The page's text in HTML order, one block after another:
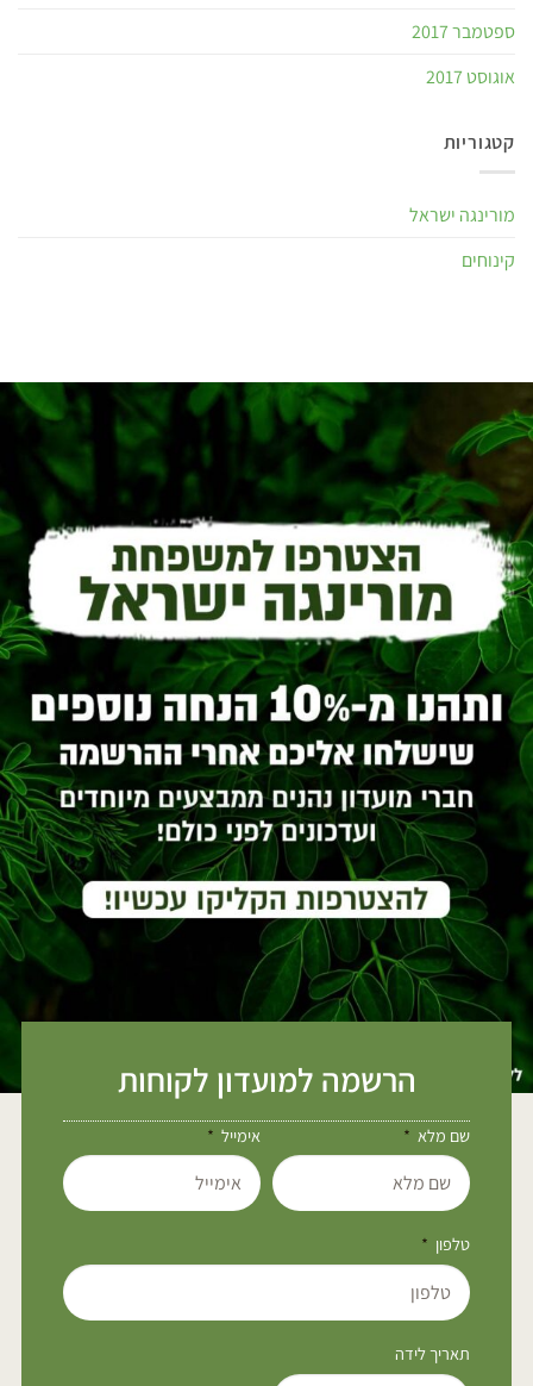
ספטמבר 2017
אוגוסט 2017
קטגוריות
מורינגה ישראל
קינוחים
הרשמה למועדון לקוחות
שם מלא אימייל
טלפון
תאריך לידה